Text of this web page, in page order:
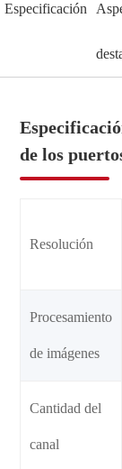
Especificación
de los
Resolución
Procesamiento
de imágenes
Cantidad del
canal